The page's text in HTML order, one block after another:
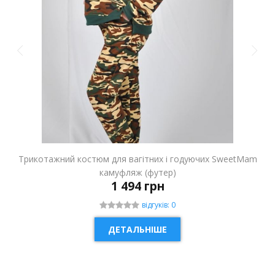
Трикотажний костюм для вагітних і годуючих SweetMam
камуфляж (футер)
1 494 грн
відгуків: 0
ДЕТАЛЬНІШЕ